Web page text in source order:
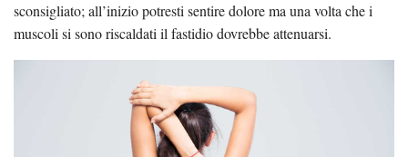
sconsigliato; all’inizio potresti sentire dolore ma una volta che i
muscoli si sono riscaldati il fastidio dovrebbe attenuarsi.